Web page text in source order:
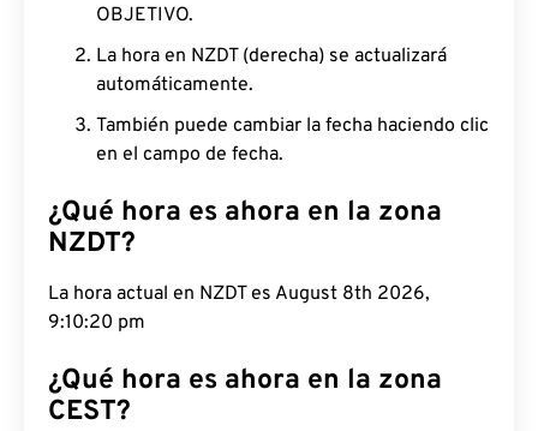
OBJETIVO.
La hora en NZDT (derecha) se actualizará
automáticamente.
También puede cambiar la fecha haciendo clic
en el campo de fecha.
¿Qué hora es ahora en la zona
NZDT?
La hora actual en NZDT es August 8th 2026,
9:10:21 pm
¿Qué hora es ahora en la zona
CEST?